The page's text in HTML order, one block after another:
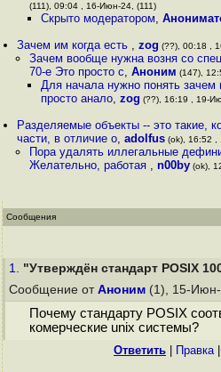
(111), 09:04 , 16-Июн-24, (111)
Скрыто модератором,
Зачем им когда есть ,zog (??), 00:18 ,
Зачем вообще нужна возня со
70-е Это просто с, Аноним (147),
Для начала нужно понять
просто анало, zog (??), 16:19 , 19-
Разделяемые объекты -- это такие,
части, в отличие о,adolfus (ok), 16:52
Пора удалять иллегальные
Желательно, работая , n00by(ok),
Сообщения
1. "Утверждён стандарт POSIX
Сообщение от Аноним (1), 15-
Почему стандарту POSIX
комерческие unix системы?
Ответить Правка|